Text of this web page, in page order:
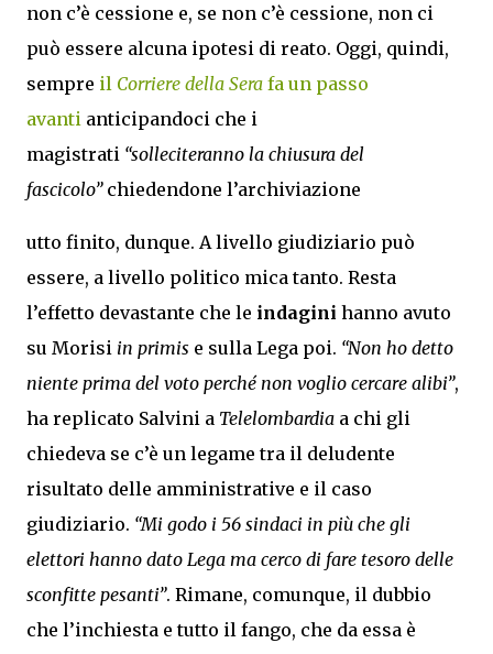
non c’è cessione e, se non c’è cessione, non ci
può essere alcuna ipotesi di reato. Oggi, quindi,
sempre il Corriere della Sera fa un passo
avanti anticipandoci che i
magistrati “solleciteranno la chiusura del
fascicolo”chiedendone l’archiviazione
utto finito, dunque. A livello giudiziario può
essere, a livello politico mica tanto. Resta
l’effetto devastante che le indagini hanno avuto
su Morisi in primis e sulla Lega poi. “Non ho detto
niente prima del voto perché non voglio cercare alibi”,
ha replicato Salvini a Telelombardia a chi gli
chiedeva se c’è un legame tra il deludente
risultato delle amministrative e il caso
giudiziario. “Mi godo i 56 sindaci in più che gli
elettori hanno dato Lega ma cerco di fare tesoro delle
sconfitte pesanti”. Rimane, comunque, il dubbio
che l’inchiesta e tutto il fango, che da essa è